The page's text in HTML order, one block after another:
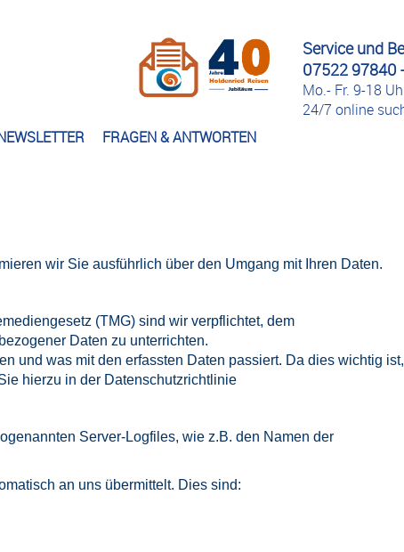
FRAGEN & ANTWORTEN
Service und
07522 97840
Mo.- Fr. 9-18
24/7 online
wir Sie ausführlich über den Umgang mit Ihren Daten.
(TMG) sind wir verpflichtet, dem
Daten zu unterrichten.
und was mit den erfassten Daten passiert. Da dies wichtig ist,
hierzu in der Datenschutzrichtlinie
Server-Logfiles, wie z.B. den Namen der
an uns übermittelt. Dies sind: